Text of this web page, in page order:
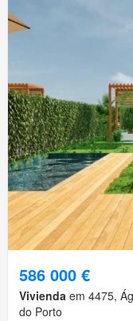
586 000 €
Vivienda em 4475,
do Porto